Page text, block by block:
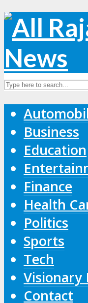
Business
Education
Finance
Health
Politics
Sports
Tech
Visionary
Contact